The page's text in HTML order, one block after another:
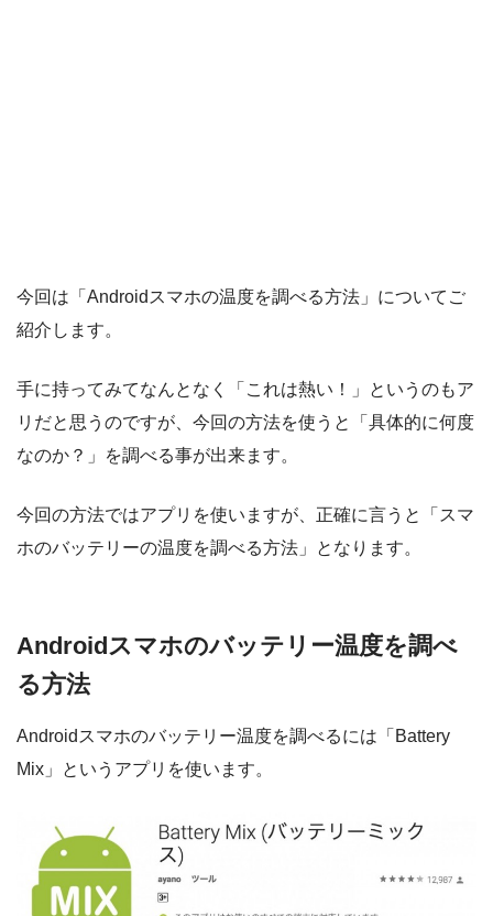
今回は「Androidスマホの温度を調べる方法」についてご
紹介します。
手に持ってみてなんとなく「これは熱い！」というのもア
リだと思うのですが、今回の方法を使うと「具体的に何度
なのか？」を調べる事が出来ます。
今回の方法ではアプリを使いますが、正確に言うと「スマ
ホのバッテリーの温度を調べる方法」となります。
Androidスマホのバッテリー温度を調べ
る方法
Androidスマホのバッテリー温度を調べるには「Battery
Mix」というアプリを使います。